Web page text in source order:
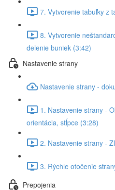
7. Vytvorenie tabuľky z
8. Vytvorenie
delenie buniek (3:42)
Nastavenie strany
Nastavenie strany -
1. Nastavenie strany -
orientácia, stĺpce (3:28)
2. Nastavenie strany -
3. Rýchle otočenie
Prepojenia